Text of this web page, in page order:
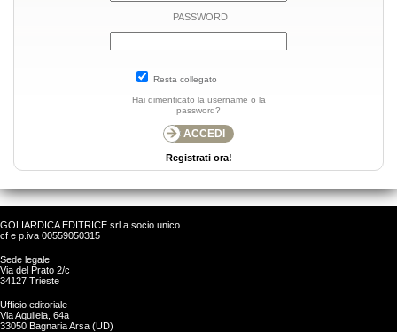
PASSWORD
Resta collegato
Hai dimenticato la username o la
password?
Registrati ora!
GOLIARDICA EDITRICE srl a socio unico
cf e p.iva 00559050315
Sede legale
Via del Prato 2/c
34127 Trieste
Ufficio editoriale
Via Aquileia, 64a
33050 Bagnaria Arsa (UD)